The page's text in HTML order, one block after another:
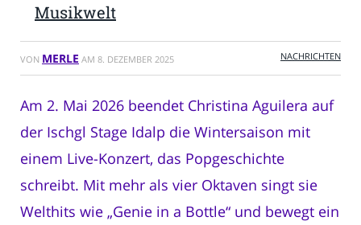
Musikwelt
VON MERLE AM 8. DEZEMBER 2025 NACHRICHTEN
Am 2. Mai 2026 beendet Christina Aguilera auf
der Ischgl Stage Idalp die Wintersaison mit
einem Live-Konzert, das Popgeschichte
schreibt. Mit mehr als vier Oktaven singt sie
Welthits wie „Genie in a Bottle“ und bewegt ein